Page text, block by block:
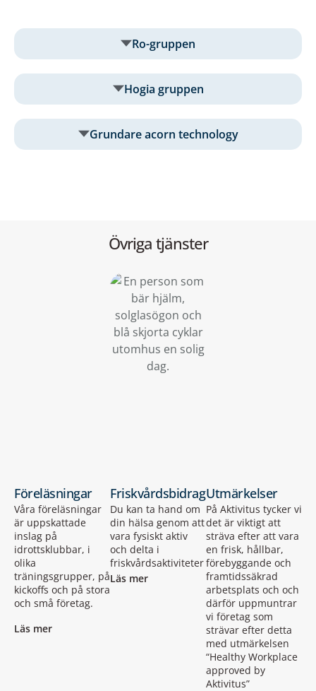
Ro-gruppen
Hogia gruppen
Grundare acorn technology
Föreläsningar
Våra föreläsningar
är uppskattade
inslag på
idrottsklubbar, i
olika
träningsgrupper, på
kickoffs och på stora
och små företag.
Läs mer
Friskvårdsbidrag
Du kan ta hand om
din hälsa genom att
vara fysiskt aktiv
och delta i
friskvårdsaktiviteter
Läs mer
Utmärkelser
På Aktivitus tycker vi
det är viktigt att
sträva efter att vara
en frisk, hållbar,
förebyggande och
framtidssäkrad
arbetsplats och och
därför uppmuntrar
vi företag som
strävar efter detta
med utmärkelsen
“Healthy Workplace
approved by
Aktivitus”
Övriga tjänster